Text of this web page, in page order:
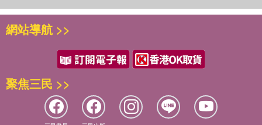
網站導航 >>
聚焦三民 >>